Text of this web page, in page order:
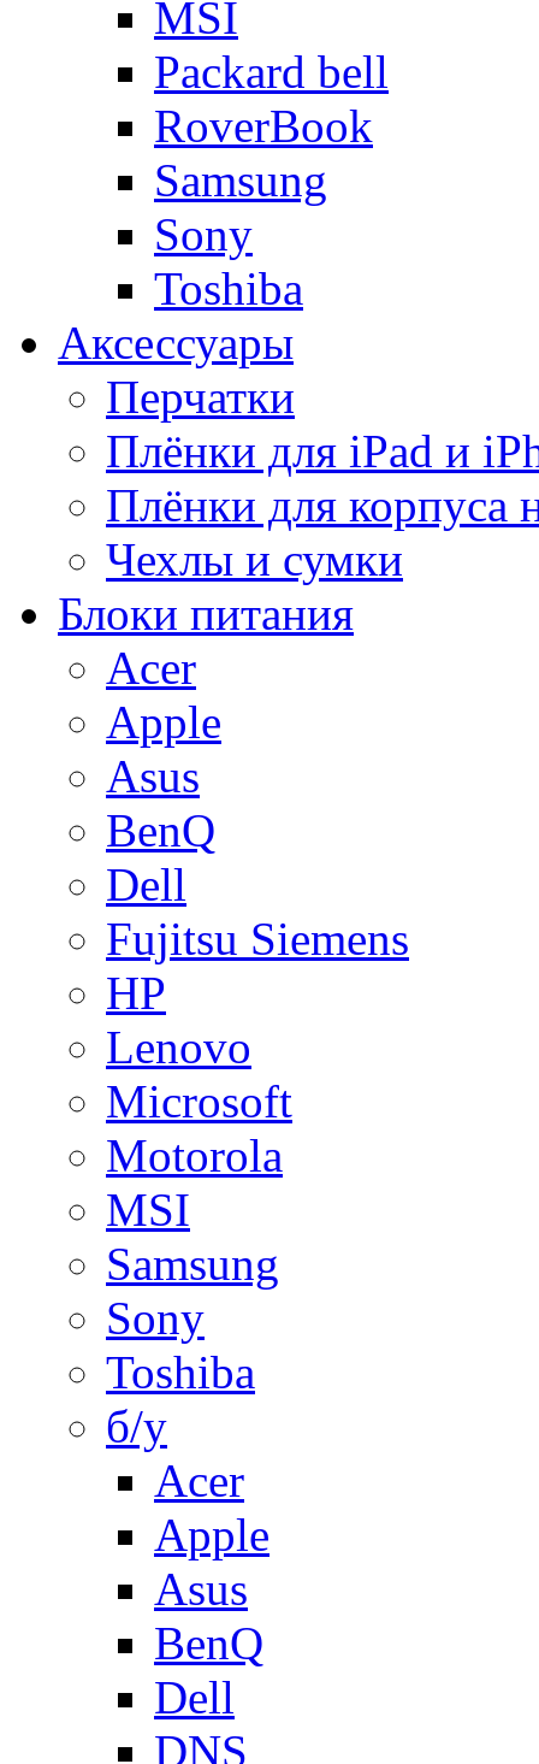
MSI
Packard bell
RoverBook
Samsung
Sony
Toshiba
Аксессуары
Перчатки
Плёнки для iPad и
Плёнки для корпуса
Чехлы и сумки
Блоки питания
Acer
Apple
Asus
BenQ
Dell
Fujitsu Siemens
HP
Lenovo
Microsoft
Motorola
MSI
Samsung
Sony
Toshiba
б/у
Acer
Apple
Asus
BenQ
Dell
DNS